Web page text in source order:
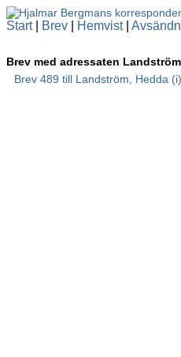
Start| Brev Hemvist|
Brev med adressaten
Brev 489 till Landström, Hedda